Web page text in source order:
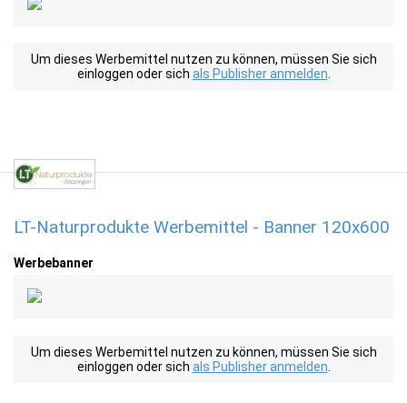
Um dieses Werbemittel nutzen zu können, müssen Sie sich
einloggen oder sich als Publisher anmelden
LT-Naturprodukte Werbemittel - Banner 120x600
Werbebanner
Um dieses Werbemittel nutzen zu können, müssen Sie sich
einloggen oder sich als Publisher anmelden